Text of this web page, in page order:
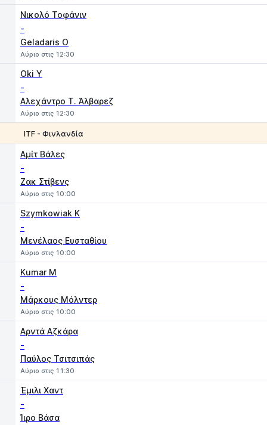
Νικολό Τοφάνιν
-
Geladaris O
Αύριο στις 12:30
Oki Y
-
Αλεχάντρο Τ. Άλβαρεζ
Αύριο στις 12:30
ITF - Φινλανδία
Αμίτ Βάλες
-
Ζακ Στίβενς
Αύριο στις 10:00
Szymkowiak K
-
Μενέλαος Ευσταθίου
Αύριο στις 10:00
Kumar M
-
Μάρκους Μόλντερ
Αύριο στις 10:00
Αρντά Αζκάρα
-
Παύλος Τσιτσιπάς
Αύριο στις 11:30
Έμιλι Χαντ
-
Ίιρο Βάσα